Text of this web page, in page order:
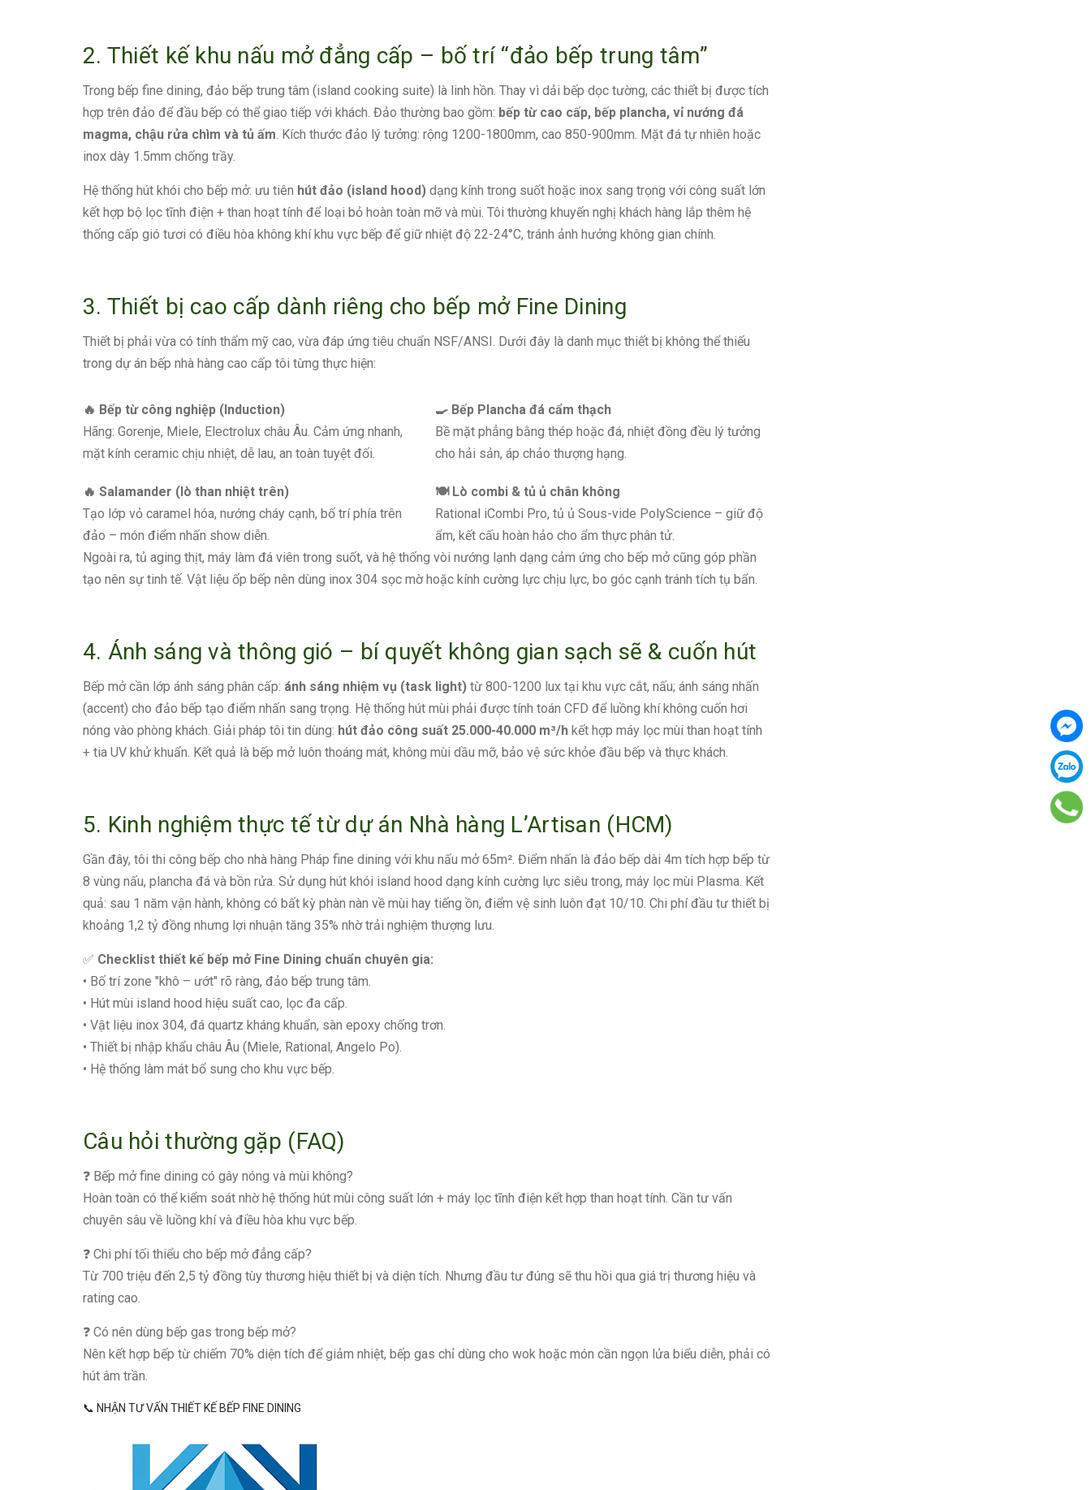
2. Thiết kế khu nấu mở đẳng cấp – bố trí “đảo bếp trung tâm”
Trong bếp fine dining, đảo bếp trung tâm (island cooking suite) là linh hồn. Thay vì dải bếp dọc tường, các thiết bị được tích
hợp trên đảo để đầu bếp có thể giao tiếp với khách. Đảo thường bao gồm: bếp từ cao cấp, bếp plancha, vỉ nướng đá
magma, chậu rửa chìm và tủ ấm. Kích thước đảo lý tưởng: rộng 1200-1800mm, cao 850-900mm. Mặt đá tự nhiên hoặc
inox dày 1.5mm chống trầy.
Hệ thống hút khói cho bếp mở: ưu tiên hút đảo (island hood) dạng kính trong suốt hoặc inox sang trọng với công suất lớn
kết hợp bộ lọc tĩnh điện + than hoạt tính để loại bỏ hoàn toàn mỡ và mùi. Tôi thường khuyến nghị khách hàng lắp thêm hệ
thống cấp gió tươi có điều hòa không khí khu vực bếp để giữ nhiệt độ 22-24°C, tránh ảnh hưởng không gian chính.
3. Thiết bị cao cấp dành riêng cho bếp mở Fine Dining
Thiết bị phải vừa có tính thẩm mỹ cao, vừa đáp ứng tiêu chuẩn NSF/ANSI. Dưới đây là danh mục thiết bị không thể thiếu
trong dự án bếp nhà hàng cao cấp tôi từng thực hiện:
🔥 Bếp từ công nghiệp (Induction)
Hãng: Gorenje, Miele, Electrolux châu Âu. Cảm ứng nhanh,
mặt kính ceramic chịu nhiệt, dễ lau, an toàn tuyệt đối.
🍳 Bếp Plancha đá cẩm thạch
Bề mặt phẳng bằng thép hoặc đá, nhiệt đồng đều lý tưởng
cho hải sản, áp chảo thượng hạng.
🔥 Salamander (lò than nhiệt trên)
Tạo lớp vỏ caramel hóa, nướng cháy cạnh, bố trí phía trên
đảo – món điểm nhấn show diễn.
🍽️ Lò combi & tủ ủ chân không
Rational iCombi Pro, tủ ủ Sous-vide PolyScience – giữ độ
ẩm, kết cấu hoàn hảo cho ẩm thực phân tử.
Ngoài ra, tủ aging thịt, máy làm đá viên trong suốt, và hệ thống vòi nướng lạnh dạng cảm ứng cho bếp mở cũng góp phần
tạo nên sự tinh tế. Vật liệu ốp bếp nên dùng inox 304 sọc mờ hoặc kính cường lực chịu lực, bo góc cạnh tránh tích tụ bẩn.
4. Ánh sáng và thông gió – bí quyết không gian sạch sẽ & cuốn hút
Bếp mở cần lớp ánh sáng phân cấp: ánh sáng nhiệm vụ (task light) từ 800-1200 lux tại khu vực cắt, nấu; ánh sáng nhấn
(accent) cho đảo bếp tạo điểm nhấn sang trọng. Hệ thống hút mùi phải được tính toán CFD để luồng khí không cuốn hơi
nóng vào phòng khách. Giải pháp tôi tin dùng: hút đảo công suất 25.000-40.000 m³/h kết hợp máy lọc mùi than hoạt tính
+ tia UV khử khuẩn. Kết quả là bếp mở luôn thoáng mát, không mùi dầu mỡ, bảo vệ sức khỏe đầu bếp và thực khách.
5. Kinh nghiệm thực tế từ dự án Nhà hàng L’Artisan (HCM)
Gần đây, tôi thi công bếp cho nhà hàng Pháp fine dining với khu nấu mở 65m². Điểm nhấn là đảo bếp dài 4m tích hợp bếp từ
8 vùng nấu, plancha đá và bồn rửa. Sử dụng hút khói island hood dạng kính cường lực siêu trong, máy lọc mùi Plasma. Kết
quả: sau 1 năm vận hành, không có bất kỳ phàn nàn về mùi hay tiếng ồn, điểm vệ sinh luôn đạt 10/10. Chi phí đầu tư thiết bị
khoảng 1,2 tỷ đồng nhưng lợi nhuận tăng 35% nhờ trải nghiệm thượng lưu.
✅ Checklist thiết kế bếp mở Fine Dining chuẩn chuyên gia:
• Bố trí zone "khô – ướt" rõ ràng, đảo bếp trung tâm.
• Hút mùi island hood hiệu suất cao, lọc đa cấp.
• Vật liệu inox 304, đá quartz kháng khuẩn, sàn epoxy chống trơn.
• Thiết bị nhập khẩu châu Âu (Miele, Rational, Angelo Po).
• Hệ thống làm mát bổ sung cho khu vực bếp.
Câu hỏi thường gặp (FAQ)
❓ Bếp mở fine dining có gây nóng và mùi không?
Hoàn toàn có thể kiểm soát nhờ hệ thống hút mùi công suất lớn + máy lọc tĩnh điện kết hợp than hoạt tính. Cần tư vấn
chuyên sâu về luồng khí và điều hòa khu vực bếp.
❓ Chi phí tối thiểu cho bếp mở đẳng cấp?
Từ 700 triệu đến 2,5 tỷ đồng tùy thương hiệu thiết bị và diện tích. Nhưng đầu tư đúng sẽ thu hồi qua giá trị thương hiệu và
rating cao.
❓ Có nên dùng bếp gas trong bếp mở?
Nên kết hợp bếp từ chiếm 70% diện tích để giảm nhiệt, bếp gas chỉ dùng cho wok hoặc món cần ngọn lửa biểu diễn, phải có
hút âm trần.
📞 NHẬN TƯ VẤN THIẾT KẾ BẾP FINE DINING